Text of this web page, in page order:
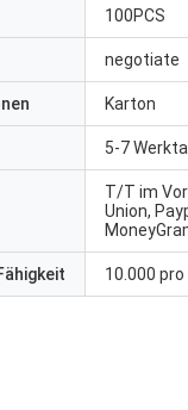
100PCS
negotiate
Karton
5-7
T/T im
Union,
10.000